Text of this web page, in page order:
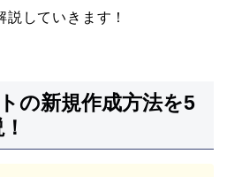
していきます！
の新規作成方法を5